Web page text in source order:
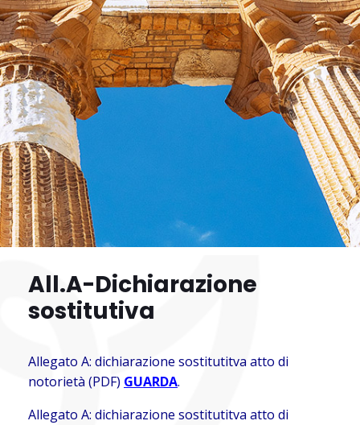
All.A-Dichiarazione
sostitutiva
Allegato A: dichiarazione sostitutitva atto di
notorietà (PDF) GUARDA.
Allegato A: dichiarazione sostitutitva atto di